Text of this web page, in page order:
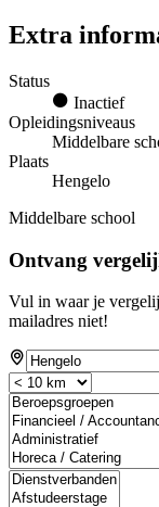
Extra
Status
Inactief
Opleidingsniveaus
Middelbare
Plaats
Hengelo
Middelbare school
Ontvang
Vul in waar je
mailadres niet!